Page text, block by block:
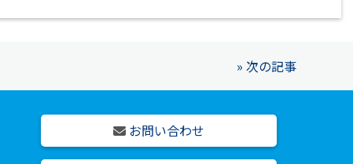
» 次の記事
お問い合わせ